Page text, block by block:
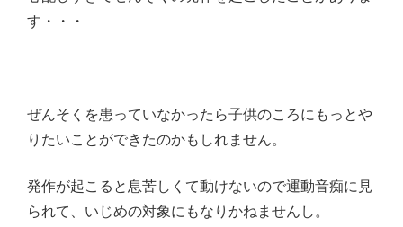
す・・・
ぜんそくを患っていなかったら子供のころにもっとや
りたいことができたのかもしれません。
発作が起こると息苦しくて動けないので運動音痴に見
られて、いじめの対象にもなりかねませんし。